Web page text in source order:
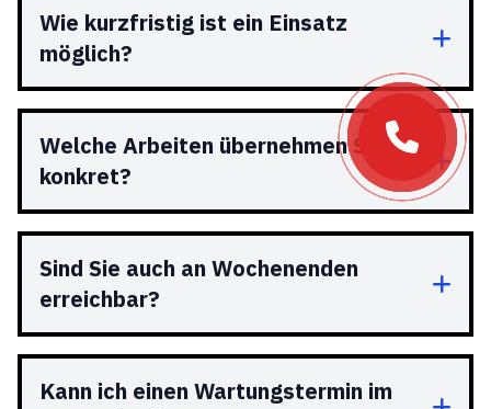
Wie kurzfristig ist ein Einsatz
möglich?
Welche Arbeiten übernehmen Sie
konkret?
Sind Sie auch an Wochenenden
erreichbar?
Kann ich einen Wartungstermin im